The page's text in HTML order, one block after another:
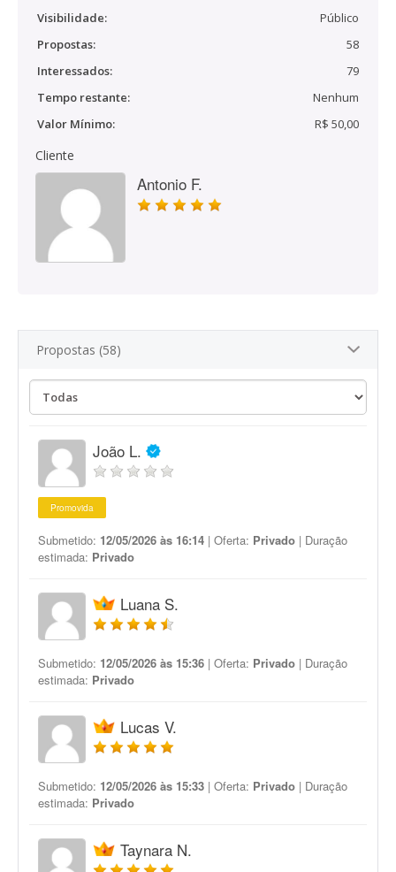
Visibilidade:
Público
Propostas:
58
Interessados:
79
Tempo restante:
Nenhum
Valor Mínimo:
R$ 50,00
Cliente
Antonio F.
Propostas (58)
João L.
Promovida
Submetido: 12/05/2026 às 16:14 | Oferta: Privado | Duração
estimada: Privado
Luana S.
Submetido: 12/05/2026 às 15:36 | Oferta: Privado | Duração
estimada: Privado
Lucas V.
Submetido: 12/05/2026 às 15:33 | Oferta: Privado | Duração
estimada: Privado
Taynara N.